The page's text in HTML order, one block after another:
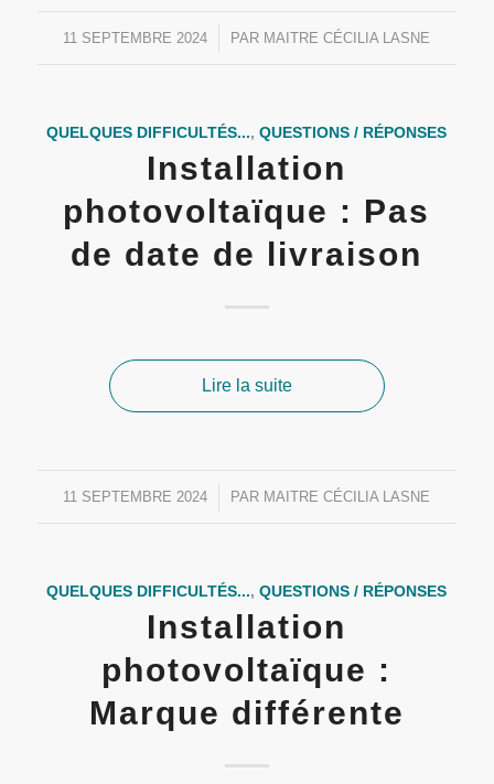
11 SEPTEMBRE 2024
/ PAR MAITRE CÉCILIA LASNE
QUELQUES DIFFICULTÉS...,QUESTIONS / RÉPONSES
Installation
photovoltaïque : Pas
de date de livraison
Lire la suite
11 SEPTEMBRE 2024
/ PAR MAITRE CÉCILIA LASNE
QUELQUES DIFFICULTÉS...,QUESTIONS / RÉPONSES
Installation
photovoltaïque :
Marque différente